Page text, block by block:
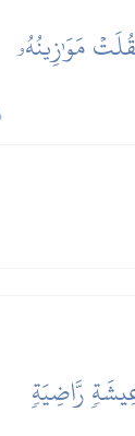
مَوَٰزِينُهُۥ
رَّاضِيَةٖ